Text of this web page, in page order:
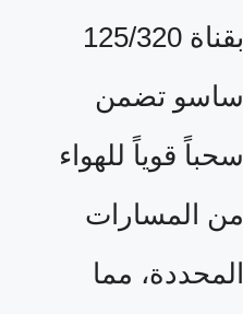
بقناة 125/320
ساسو تضمن
سحباً قوياً للهواء
من المسارات
المحددة، مما